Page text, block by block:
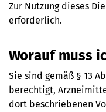
Zur Nutzung dieses
erforderlich.
Worauf muss
Sie sind gemäß § 13
berechtigt,
dort beschriebenen